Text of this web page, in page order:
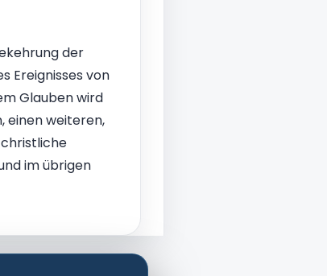
der
Ereignisses von
Glauben wird
einen weiteren,
im übrigen